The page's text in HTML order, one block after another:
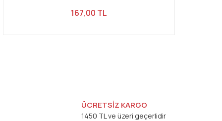
167,00 TL
ÜCRETSİZ KARGO
1450 TL ve üzeri geçerlidir